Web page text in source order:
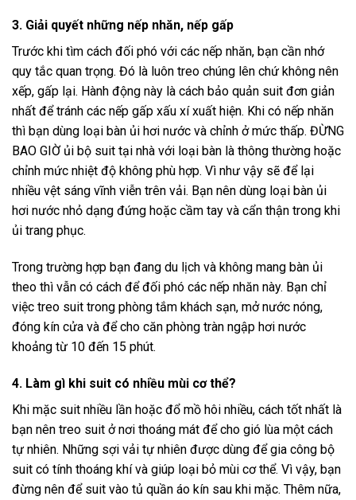
3. Giải quyết những nếp nhăn, nếp gấp
Trước khi tìm cách đối phó với các nếp nhăn, bạn cần nhớ
quy tắc quan trọng. Đó là luôn treo chúng lên chứ không nên
xếp, gấp lại. Hành động này là cách bảo quản suit đơn giản
nhất để tránh các nếp gấp xấu xí xuất hiện. Khi có nếp nhăn
thì bạn dùng loại bàn ủi hơi nước và chỉnh ở mức thấp. ĐỪNG
BAO GIỜ ủi bộ suit tại nhà với loại bàn là thông thường hoặc
chỉnh mức nhiệt độ không phù hợp. Vì như vậy sẽ để lại
nhiều vệt sáng vĩnh viễn trên vải. Bạn nên dùng loại bàn ủi
hơi nước nhỏ dạng đứng hoặc cầm tay và cẩn thận trong khi
ủi trang phục.
Trong trường hợp bạn đang du lịch và không mang bàn ủi
theo thì vẫn có cách để đối phó các nếp nhăn này. Bạn chỉ
việc treo suit trong phòng tắm khách sạn, mở nước nóng,
đóng kín cửa và để cho căn phòng tràn ngập hơi nước
khoảng từ 10 đến 15 phút.
4. Làm gì khi suit có nhiều mùi cơ thể?
Khi mặc suit nhiều lần hoặc đổ mồ hôi nhiều, cách tốt nhất là
bạn nên treo suit ở nơi thoáng mát để cho gió lùa một cách
tự nhiên. Những sợi vải tự nhiên được dùng để gia công bộ
suit có tính thoáng khí và giúp loại bỏ mùi cơ thể. Vì vậy, bạn
đừng nên để suit vào tủ quần áo kín sau khi mặc. Thêm nữa,